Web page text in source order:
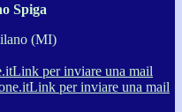
Spiga
(MI)
Link per inviare una mail
Link per inviare una mail